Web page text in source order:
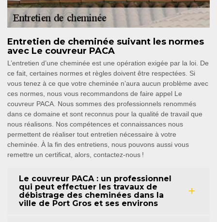
Entretien de cheminée suivant les normes
avec Le couvreur PACA
L’entretien d’une cheminée est une opération exigée par la loi. De
ce fait, certaines normes et règles doivent être respectées. Si
vous tenez à ce que votre cheminée n’aura aucun problème avec
ces normes, nous vous recommandons de faire appel Le
couvreur PACA. Nous sommes des professionnels renommés
dans ce domaine et sont reconnus pour la qualité de travail que
nous réalisons. Nos compétences et connaissances nous
permettent de réaliser tout entretien nécessaire à votre
cheminée. À la fin des entretiens, nous pouvons aussi vous
remettre un certificat, alors, contactez-nous !
Le couvreur PACA : un professionnel
qui peut effectuer les travaux de
débistrage des cheminées dans la
ville de Port Gros et ses environs